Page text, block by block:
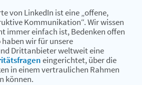
von LinkedIn ist eine „offene,
Kommunikation“. Wir wissen
immer einfach ist, Bedenken offen
wir für unsere
Drittanbieter weltweit eine
eingerichtet, über die
in einem vertraulichen Rahmen
können.